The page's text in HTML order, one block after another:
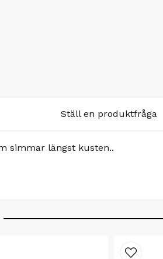
Ställ en produktfråga
simmar längst kusten..